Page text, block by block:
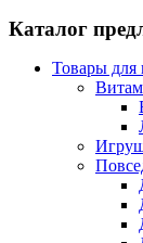
Каталог
Товары для